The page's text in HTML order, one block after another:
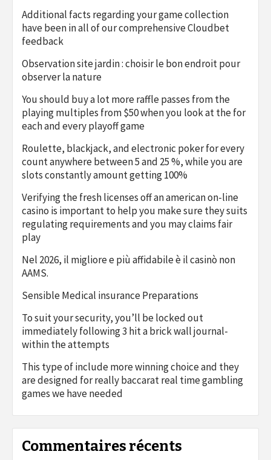
Additional facts regarding your game collection
have been in all of our comprehensive Cloudbet
feedback
Observation site jardin : choisir le bon endroit pour
observer la nature
You should buy a lot more raffle passes from the
playing multiples from $50 when you look at the for
each and every playoff game
Roulette, blackjack, and electronic poker for every
count anywhere between 5 and 25 %, while you are
slots constantly amount getting 100%
Verifying the fresh licenses off an american on-line
casino is important to help you make sure they suits
regulating requirements and you may claims fair
play
Nel 2026, il migliore e più affidabile è il casinò non
AAMS.
Sensible Medical insurance Preparations
To suit your security, you’ll be locked out
immediately following 3 hit a brick wall journal-
within the attempts
This type of include more winning choice and they
are designed for really baccarat real time gambling
games we have needed
Commentaires récents